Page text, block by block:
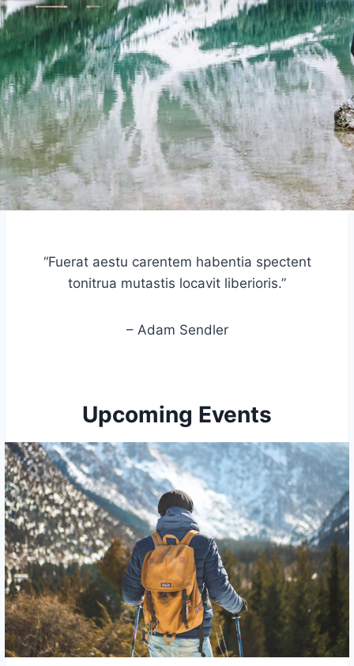
“Fuerat aestu carentem habentia spectent
tonitrua mutastis locavit liberioris.”
– Adam Sendler
Upcoming Events